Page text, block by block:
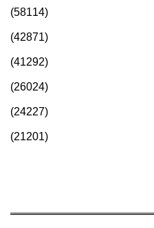
(58114)
(42871)
(41292)
(26024)
(24227)
(21201)